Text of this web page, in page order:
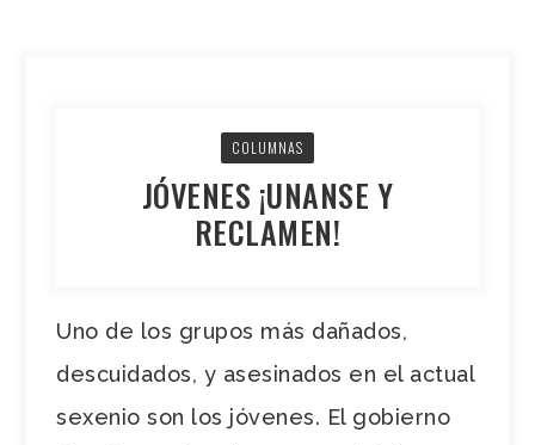
COLUMNAS
JÓVENES ¡UNANSE Y
RECLAMEN!
Uno de los grupos más dañados,
descuidados, y asesinados en el actual
sexenio son los jóvenes. El gobierno